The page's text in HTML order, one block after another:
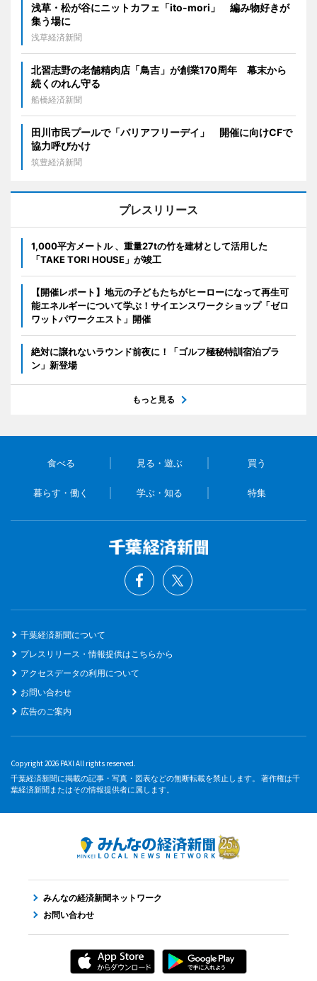
浅草・松が谷にニットカフェ「ito-mori」 編み物好きが
集う場に
浅草経済新聞
北習志野の老舗精肉店「鳥吉」が創業170周年 幕末から
続くのれん守る
船橋経済新聞
田川市民プールで「バリアフリーデイ」 開催に向けCFで
協力呼びかけ
筑豊経済新聞
プレスリリース
1,000平方メートル 、重量27tの竹を建材として活用した
「TAKE TORI HOUSE」が竣工
【開催レポート】地元の子どもたちがヒーローになって再生可
能エネルギーについて学ぶ！サイエンスワークショップ「ゼロ
ワットパワークエスト」開催
絶対に譲れないラウンド前夜に！「ゴルフ極秘特訓宿泊プラ
ン」新登場
もっと見る
食べる 見る・遊ぶ 買う
暮らす・働く 学ぶ・知る 特集
千葉経済新聞について
プレスリリース・情報提供はこちらから
アクセスデータの利用について
お問い合わせ
広告のご案内
Copyright 2026 PAXI All rights reserved.
千葉経済新聞に掲載の記事・写真・図表などの無断転載を禁止します。 著作権は千
葉経済新聞またはその情報提供者に属します。
みんなの経済新聞ネットワーク
お問い合わせ